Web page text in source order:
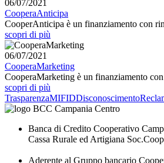
06/07/2021
CooperaAnticipa
CooperAnticipa è un finanziamento con
scopri di più
06/07/2021
CooperaMarketing
CooperaMarketing è un finanziamento
scopri di più
TrasparenzaMIFIDDisconoscimento
Banca di Credito Cooperativo
Cassa Rurale ed Artigiana
Aderente al Gruppo bancario